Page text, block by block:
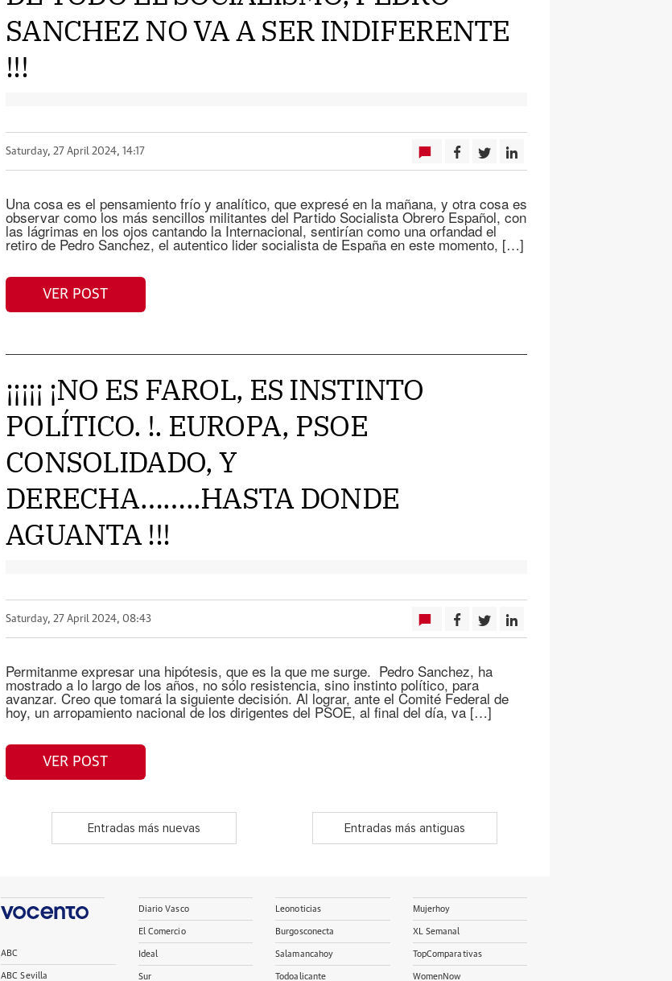
SANCHEZ NO VA A SER INDIFERENTE
!!!
Saturday, 27 April 2024, 14:17
Una cosa es el pensamiento frío y analítico, que expresé en la mañana, y otra cosa es
observar como los más sencillos militantes del Partido Socialista Obrero Español, con
las lágrimas en los ojos cantando la Internacional, sentirían como una orfandad el
retiro de Pedro Sanchez, el autentico lider socialista de España en este momento, […]
VER POST
¡¡¡¡¡ ¡NO ES FAROL, ES INSTINTO
POLÍTICO. !. EUROPA, PSOE
CONSOLIDADO, Y
DERECHA……..HASTA DONDE
AGUANTA !!!
Saturday, 27 April 2024, 08:43
Permitanme expresar una hipótesis, que es la que me surge. Pedro Sanchez, ha
mostrado a lo largo de los años, no sólo resistencia, sino instinto político, para
avanzar. Creo que tomará la siguiente decisión. Al lograr, ante el Comité Federal de
hoy, un arropamiento nacional de los dirigentes del PSOE, al final del día, va […]
VER POST
Entradas más nuevas Entradas más antiguas
ABC
ABC Sevilla
Diario Vasco
El Comercio
Ideal
Sur
Leonoticias
Burgosconecta
Salamancahoy
Todoalicante
Mujerhoy
XL Semanal
TopComparativas
WomenNow